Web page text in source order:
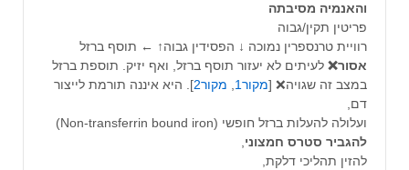
והאנמיה מסיבתה
פריטין תקין/גבוה
רוויית טרנספרין נמוכה ↓ הפסידין גבוה↑ ← תוסף ברזל
אסור❌ לעיתים לא יעזור תוסף ברזל, ואף יזיק. תוספת ברזל
במצב זה שגויה❌ [מקור1 , מקור2 ]. היא איננה תורמת לייצור
דם,
ועלולה להעלות ברזל חופשי (Non-transferrin bound iron)
להגביר סטרס חמצוני,
להזין תהליכי דלקת,